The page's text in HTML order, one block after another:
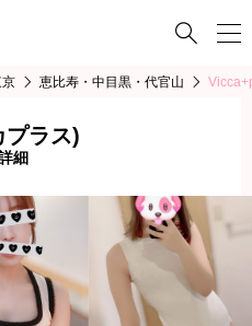

恵比寿・中目黒・代官山
ラス)
細